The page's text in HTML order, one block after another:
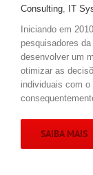
Consulting, IT
Iniciando em
pesquisadores
desenvolver um
otimizar as
individuais com
SAIBA MAIS